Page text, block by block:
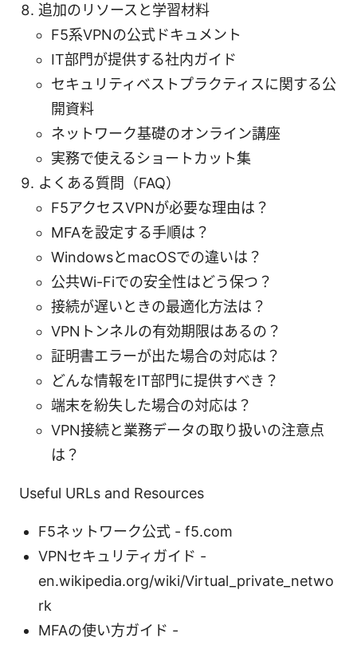
追加のリソースと学習材料
F5系VPNの公式ドキュメント
IT部門が提供する社内ガイド
セキュリティベストプラクティスに関する公
開資料
ネットワーク基礎のオンライン講座
実務で使えるショートカット集
よくある質問（FAQ）
F5アクセスVPNが必要な理由は？
MFAを設定する手順は？
WindowsとmacOSでの違いは？
公共Wi-Fiでの安全性はどう保つ？
接続が遅いときの最適化方法は？
VPNトンネルの有効期限はあるの？
証明書エラーが出た場合の対応は？
どんな情報をIT部門に提供すべき？
端末を紛失した場合の対応は？
VPN接続と業務データの取り扱いの注意点
は？
Useful URLs and Resources
F5ネットワーク公式 - f5.com
VPNセキュリティガイド -
en.wikipedia.org/wiki/Virtual_private_netwo
rk
MFAの使い方ガイド -